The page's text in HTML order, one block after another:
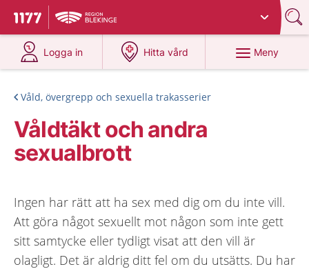
Till startsidan för 1177
Du har valt region
Logga in
på 1177.se
Hitta vård
på 1177.se
Meny
Våld, övergrepp och sexuella trakasserier
Våldtäkt och andra
sexualbrott
Ingen har rätt att ha sex med dig om du inte vill.
Att göra något sexuellt mot någon som inte gett
sitt samtycke eller tydligt visat att den vill är
olagligt. Det är aldrig ditt fel om du utsätts. Du har